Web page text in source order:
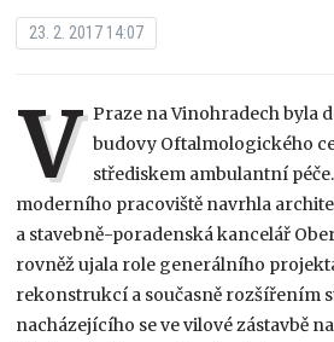
23. 2. 2017 14:07
V Praze na Vinohradech byla
budovy Oftalmologického
střediskem ambulantní
moderního pracoviště navrhla
a stavebně-poradenská kancelář
rovněž ujala role generálního
rekonstrukcí a současně rozšířením
nacházejícího se ve vilové zástavbě